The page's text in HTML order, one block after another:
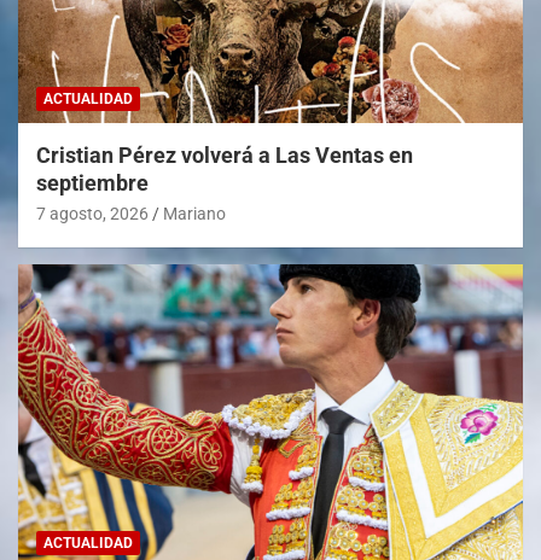
ACTUALIDAD
Cristian Pérez volverá a Las Ventas en
septiembre
7 agosto, 2026 Mariano
ACTUALIDAD